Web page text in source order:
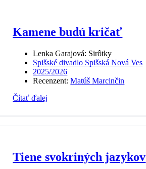
Kamene budú kričať
Lenka Garajová: Sirôtky
Spišské divadlo Spišská Nová Ves
2025/2026
Recenzent:Matúš Marcinčin
Čítať ďalej
Tiene svokriných jazykov